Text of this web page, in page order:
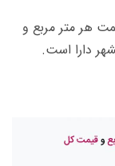
هم به لحاظ قیمت هر متر مربع و
دارا است.